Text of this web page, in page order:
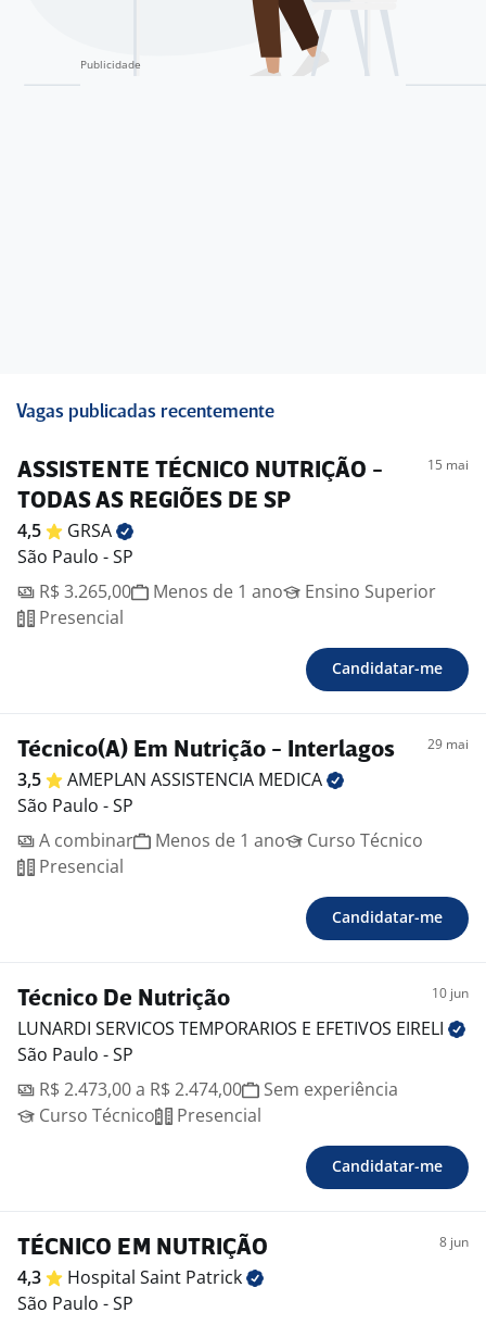
Vagas publicadas recentemente
ASSISTENTE TÉCNICO NUTRIÇÃO -
TODAS AS REGIÕES DE SP
15 mai
4,5
GRSA
São Paulo - SP
R$ 3.265,00
Menos de 1 ano
Ensino Superior
Presencial
Candidatar-me
Técnico(A) Em Nutrição - Interlagos 29 mai
3,5 AMEPLAN ASSISTENCIA MEDICA
São Paulo - SP
A combinar
Menos de 1 ano
Curso Técnico
Presencial
Candidatar-me
Técnico De Nutrição 10 jun
LUNARDI SERVICOS TEMPORARIOS E EFETIVOS EIRELI
São Paulo - SP
R$ 2.473,00 a R$ 2.474,00
Sem experiência
Curso Técnico
Presencial
Candidatar-me
TÉCNICO EM NUTRIÇÃO 8 jun
4,3 Hospital Saint Patrick
São Paulo - SP